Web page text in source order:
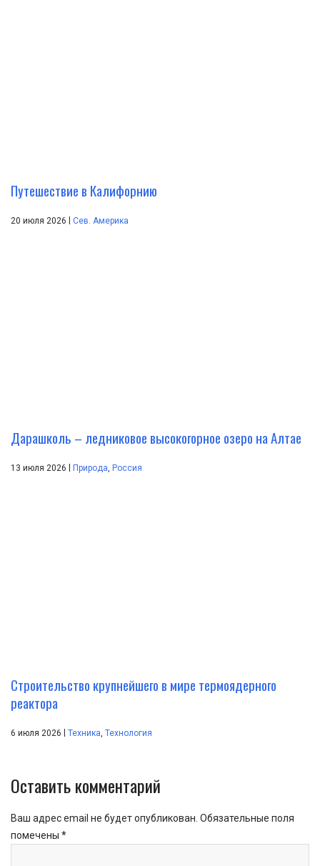
Путешествие в Калифорнию
20 июля 2026 Сев. Америка
Дарашколь – ледниковое высокогорное озеро на Алтае
13 июля 2026 Природа, Россия
Строительство крупнейшего в мире термоядерного
реактора
6 июля 2026 Техника, Технология
Оставить комментарий
Ваш адрес email не будет опубликован. Обязательные поля
помечены *